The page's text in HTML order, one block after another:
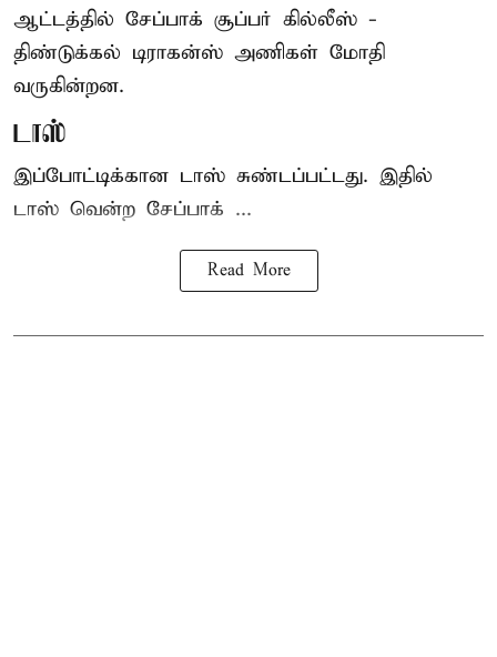
ஆட்டத்தில் சேப்பாக் சூப்பர் கில்லீஸ் -
திண்டுக்கல் டிராகன்ஸ் அணிகள் மோதி
வருகின்றன.
டாஸ்
இப்போட்டிக்கான டாஸ் சுண்டப்பட்டது. இதில்
டாஸ் வென்ற சேப்பாக் ...
Read More